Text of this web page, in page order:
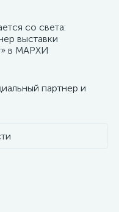
со света:
выставки
в МАРХИ
партнер и